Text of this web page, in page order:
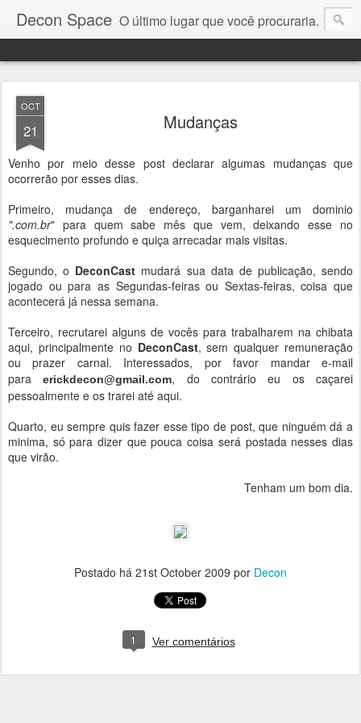
Decon Space O último lugar que você procuraria.
OCT
21 Mudanças
Venho por meio desse post declarar algumas mudanças que
ocorrerão por esses dias.
Primeiro, mudança de endereço, barganharei um dominio
".com.br" para quem sabe mês que vem, deixando esse no
esquecimento profundo e quiça arrecadar mais visitas.
Segundo, o DeconCast mudará sua data de publicação, sendo
jogado ou para as Segundas-feiras ou Sextas-feiras, coisa que
acontecerá já nessa semana.
Terceiro, recrutarei alguns de vocês para trabalharem na chibata
aqui, principalmente no DeconCast, sem qualquer remuneração
ou prazer carnal. Interessados, por favor mandar e-mail
paraerickdecon@gmail.com, do contrário eu os caçarei
pessoalmente e os trarei até aqui.
Quarto, eu sempre quis fazer esse tipo de post, que ninguém dá a
minima, só para dizer que pouca coisa será postada nesses dias
que virão.
Tenham um bom dia.
Postado há 21st October 2009 por Decon
1 Ver comentários